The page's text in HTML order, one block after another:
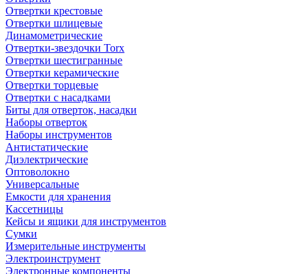
Отвертки крестовые
Отвертки шлицевые
Динамометрические
Отвертки-звездочки Torx
Отвертки шестигранные
Отвертки керамические
Отвертки торцевые
Отвертки с насадками
Биты для отверток, насадки
Наборы отверток
Наборы инструментов
Антистатические
Диэлектрические
Оптоволокно
Универсальные
Емкости для хранения
Кассетницы
Кейсы и ящики для инструментов
Сумки
Измерительные инструменты
Электроинструмент
Электронные компоненты